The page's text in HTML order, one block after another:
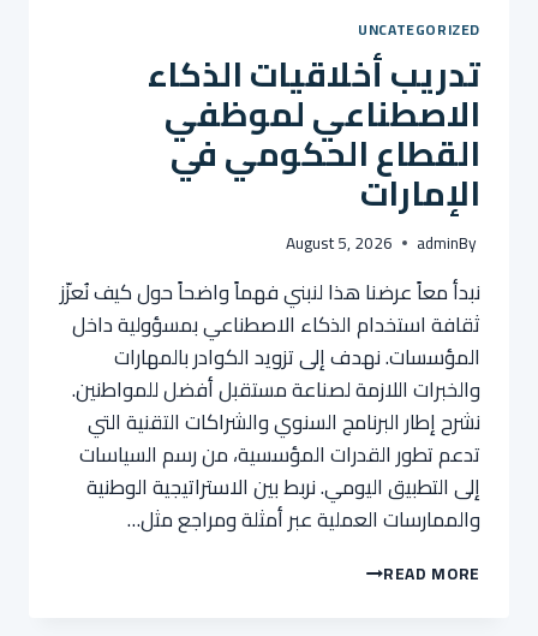
في
المناطق
الريفية
الأفريقية
UNCATEGORIZED
تدريب أخلاقيات الذكاء
الاصطناعي لموظفي
القطاع الحكومي في
الإمارات
By
admin
August 5, 2026
نبدأ معاً عرضنا هذا لنبني فهماً واضحاً حول كيف نُعزّز
ثقافة استخدام الذكاء الاصطناعي بمسؤولية داخل
المؤسسات. نهدف إلى تزويد الكوادر بالمهارات
والخبرات اللازمة لصناعة مستقبل أفضل للمواطنين.
نشرح إطار البرنامج السنوي والشراكات التقنية التي
تدعم تطور القدرات المؤسسية، من رسم السياسات
إلى التطبيق اليومي. نربط بين الاستراتيجية الوطنية
والممارسات العملية عبر أمثلة ومراجع مثل…
READ MOREتدريب